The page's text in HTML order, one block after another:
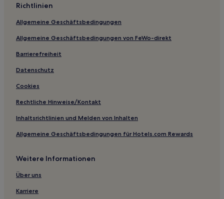
Hotels nahe Bahnhof Vught
Gemeinde Heusden: Hotels
Gemeinde Oirschot: Hotels
Gemeinde 's-Hertogenbosch: Hotels
Gemeinde Veldhoven: Hotels
Gemeinde Gilze en Rijen: Hotels
Gemeinde Boxtel: Hotels
Gemeinde Waalwijk: Hotels
Hotels nahe Bahnhof Oisterwijk
Gemeinde Meierijstad: Hotels
Gemeinde Bernheze: Hotels
Gemeinde Loon op Zand: Hotels
Richtlinien
Allgemeine Geschäftsbedingungen
Allgemeine Geschäftsbedingungen von FeWo-direkt
Barrierefreiheit
Datenschutz
Cookies
Rechtliche Hinweise/Kontakt
Inhaltsrichtlinien und Melden von Inhalten
Allgemeine Geschäftsbedingungen für Hotels.com Rewards
Weitere Informationen
Über uns
Karriere